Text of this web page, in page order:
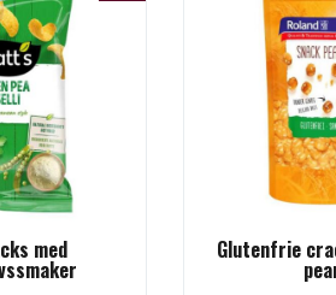
med Glutenfrie